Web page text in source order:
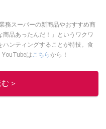
務スーパーの新商品やおすすめ商
品あったんだ！」というワクワ
ンティングすることが特技。食
YouTubeはこちらから！
オシストの他の記事を読む
＞